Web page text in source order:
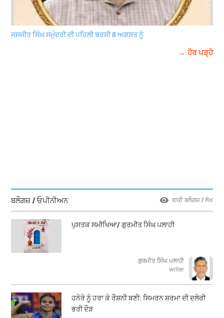
ਜਸਜੀਤ ਸਿੰਘ ਸਮੁੰਦਰੀ ਦੀ ਪਹਿਲੀ ਬਰਸੀ 8 ਅਗਸਤ ਨੂੰ
→ ਹੋਰ ਪੜ੍ਹੋ
ਬਲੌਗਜ਼ / ਓਪੀਨੀਅਨ ਬਾਕੀ ਬਲੌਗਜ਼ / ਲੇਖ
ਪੁਸਤਕ ਸਮੀਖਿਆ/ ਗੁਰਮੀਤ ਸਿੰਘ ਪਲਾਹੀ
ਗੁਰਮੀਤ ਸਿੰਘ ਪਲਾਹੀ
writer
ਹਨੇਰੇ ਨੂੰ ਹਰਾ ਕੇ ਰੌਸ਼ਨੀ ਬਣੀ: ਸਿਮਰਨ ਸ਼ਰਮਾ ਦੀ ਦਲੇਰੀ
ਭਰੀ ਦੌੜ